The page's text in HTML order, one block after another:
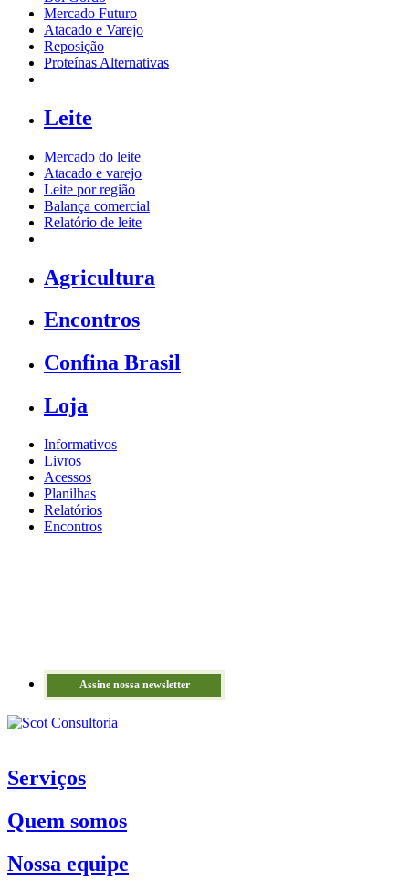
Mercado Futuro
Atacado e Varejo
Reposição
Proteínas Alternativas
Leite
Mercado do leite
Atacado e varejo
Leite por região
Balança comercial
Relatório de leite
Agricultura
Encontros
Confina Brasil
Loja
Informativos
Livros
Acessos
Planilhas
Relatórios
Encontros
Assine nossa newsletter
Serviços
Quem somos
Nossa equipe